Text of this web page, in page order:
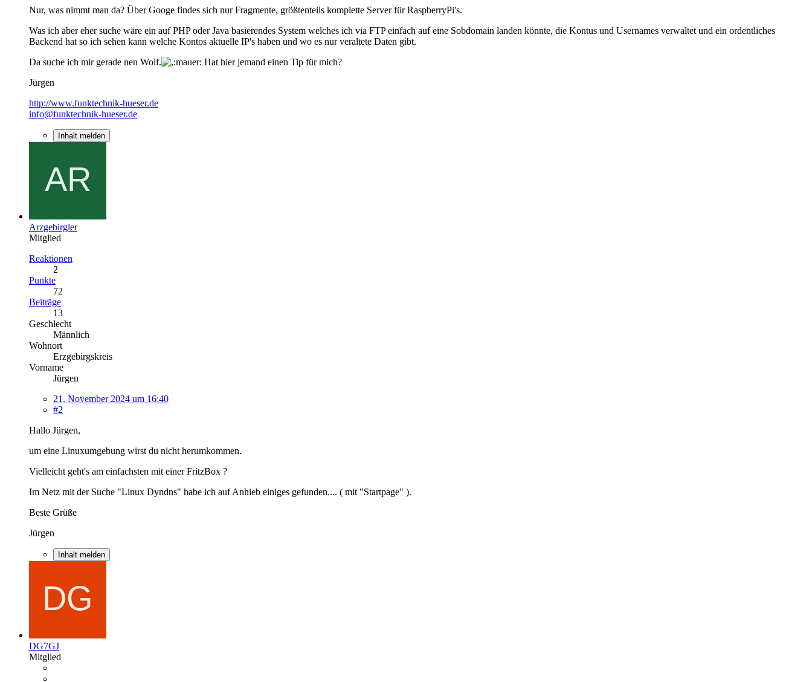
Nur, was nimmt man da? Über Googe findes sich nur Fragmente, größtenteils komplette Server für RaspberryPi's.
Was ich aber eher suche wäre ein auf PHP oder Java basierendes System welches ich via FTP einfach auf eine Sobdomain landen könnte, die Kontus und Usernames verwaltet und ein ordentliches
Backend hat so ich sehen kann welche Kontos aktuelle IP's haben und wo es nur veraltete Daten gibt.
Da suche ich mir gerade nen Wolf.
Hat hier jemand einen Tip für mich?
Jürgen
http://www.funktechnik-hueser.de
info@funktechnik-hueser.de
Inhalt melden
Arzgebirgler
Mitglied
Reaktionen
2
Punkte
72
Beiträge
13
Geschlecht
Männlich
Wohnort
Erzgebirgskreis
Vorname
Jürgen
21. November 2024 um 16:40
#2
Hallo Jürgen,
um eine Linuxumgebung wirst du nicht herumkommen.
Vielleicht geht's am einfachsten mit einer FritzBox ?
Im Netz mit der Suche "Linux Dyndns" habe ich auf Anhieb einiges gefunden.... ( mit "Startpage" ).
Beste Grüße
Jürgen
Inhalt melden
DG7GJ
Mitglied